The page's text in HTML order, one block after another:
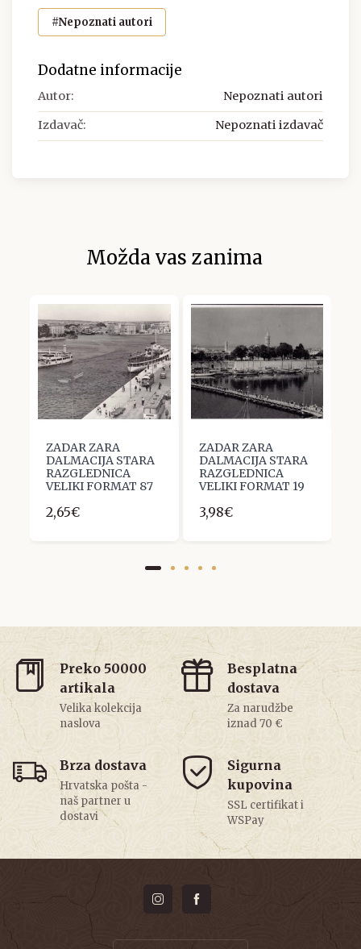
#Nepoznati autori
Dodatne informacije
Autor: Nepoznati autori
Izdavač: Nepoznati izdavač
Možda vas zanima
ZADAR ZARA
DALMACIJA STARA
RAZGLEDNICA
VELIKI FORMAT 87
2,65€
ZADAR ZARA
DALMACIJA STARA
RAZGLEDNICA
VELIKI FORMAT 19
3,98€
Preko 50000
artikala
Velika kolekcija
naslova
Besplatna
dostava
Za narudžbe
iznad 70 €
Brza dostava
Hrvatska pošta -
naš partner u
dostavi
Sigurna
kupovina
SSL certifikat i
WSPay